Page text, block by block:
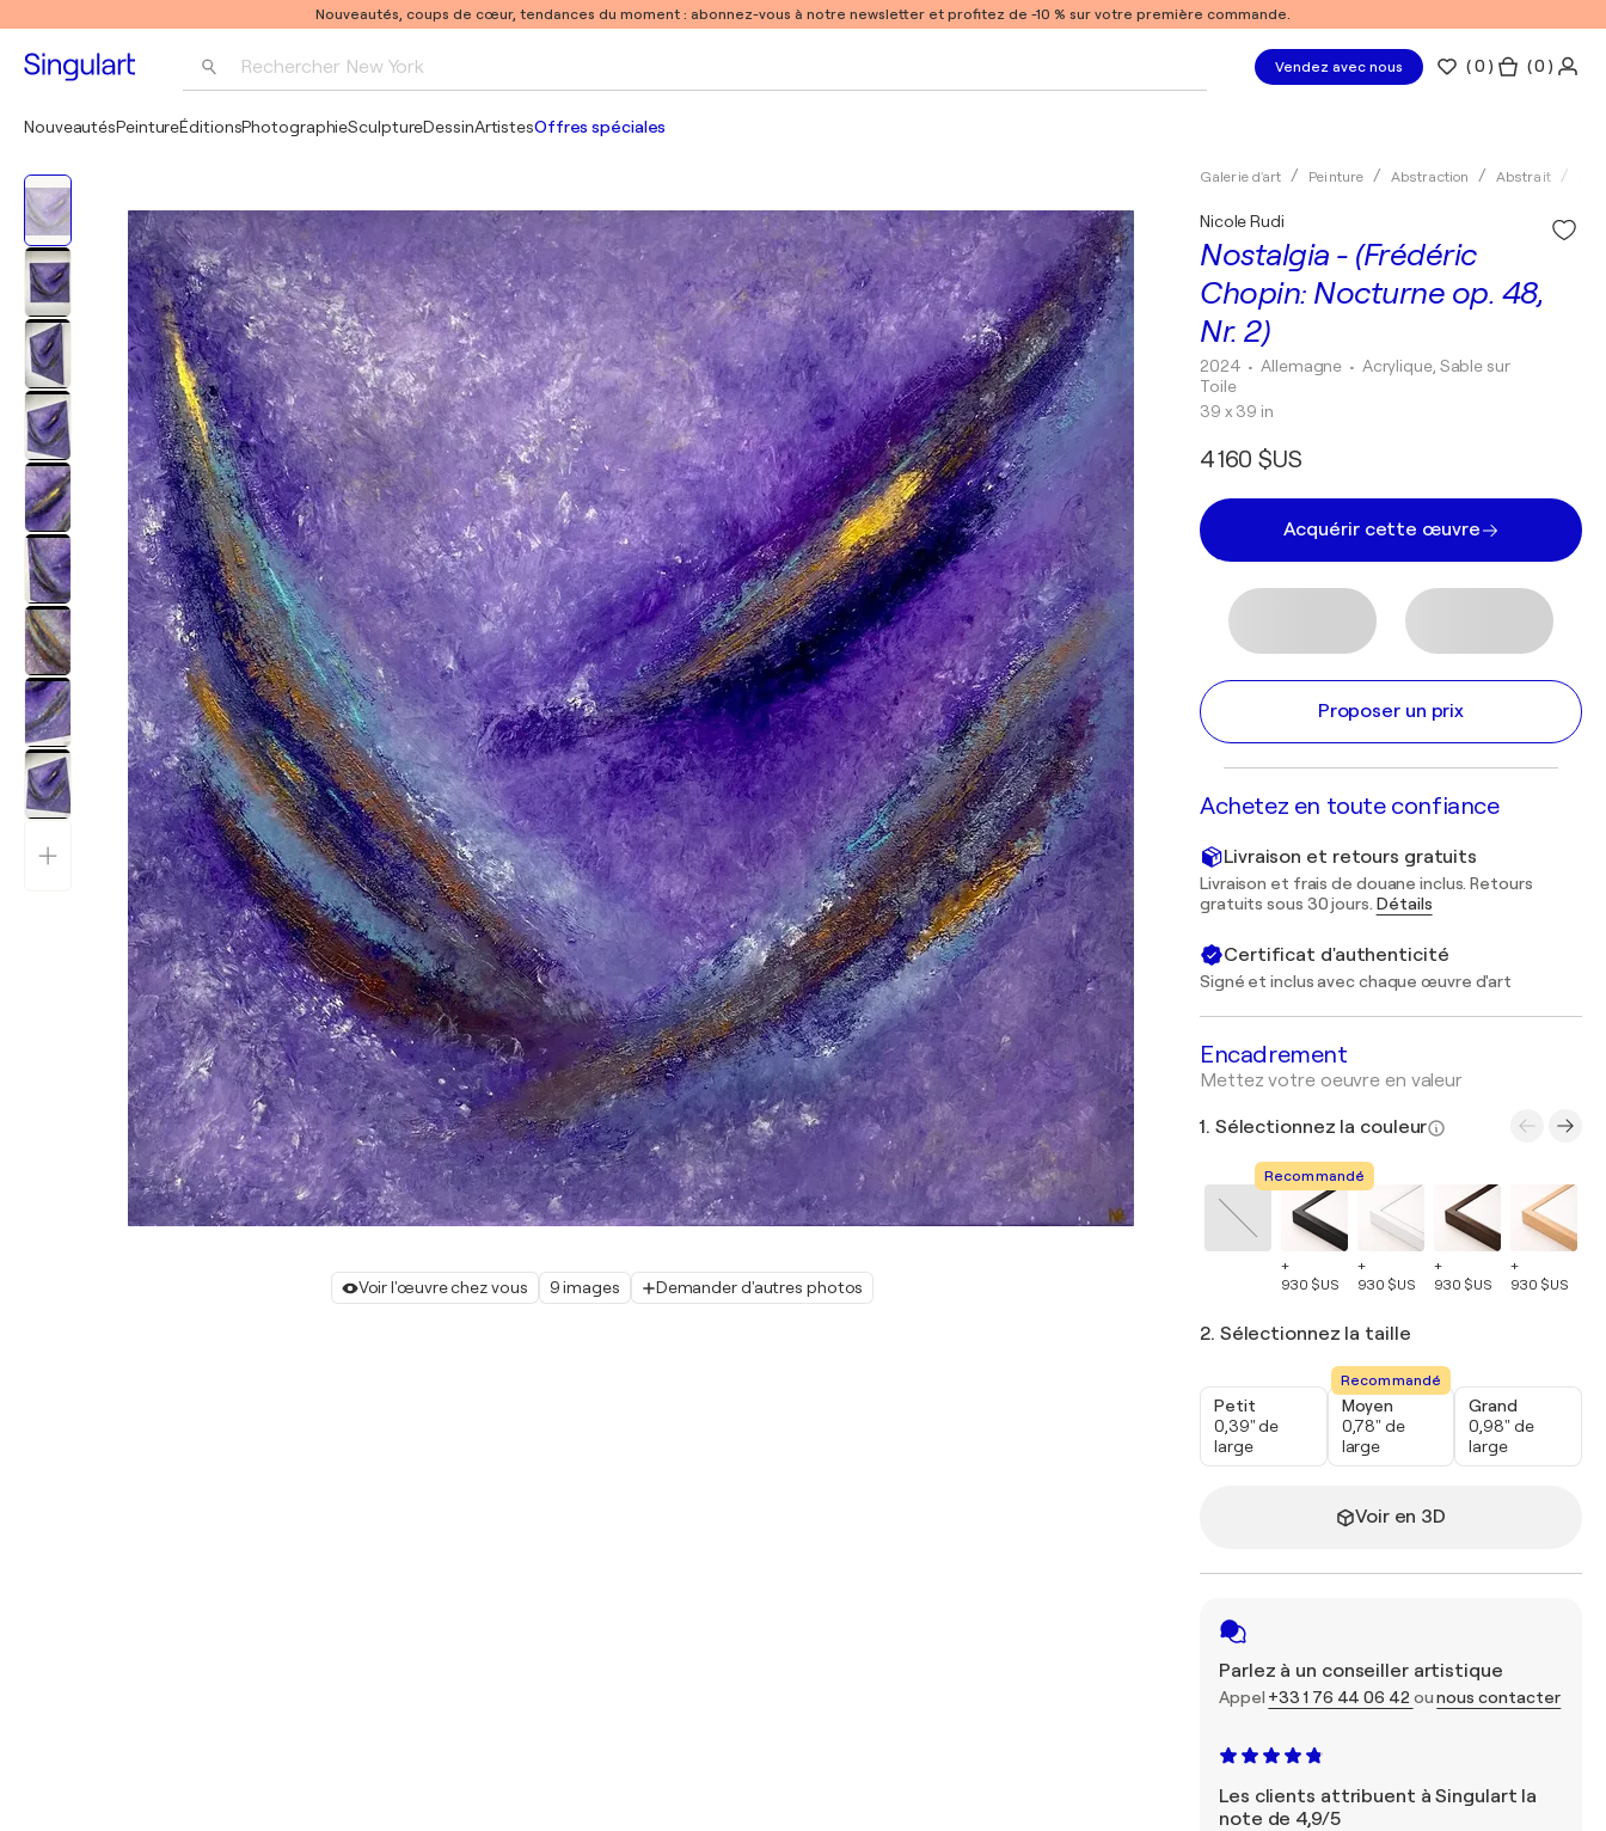
Nouveautés, coups de cœur, tendances du moment : abonnez-vous à notre newsletter et profitez de -10 % sur votre première commande.
Rechercher New York
Pablo Picasso
Vendez avec nous (0 ) ( 0 )
NouveautésPeintureÉditionsPhotographieSculptureDessinArtistesOffres spéciales
Voir l'œuvre chez vous 9 images Demander d'autres photos
Galerie d'art Peinture Abstraction Abstrait
Nostalgia - (Frédéric
Chopin: Nocturne op. 48,
Nr. 2)
Nicole Rudi
2024 • Allemagne • Acrylique, Sable sur
Toile
39 x 39 in
4 160 $US
Acquérir cette œuvre
Proposer un prix
Achetez en toute confiance
Livraison et retours gratuits
Livraison et frais de douane inclus. Retours
gratuits sous 30 jours. Détails
Certificat d'authenticité
Signé et inclus avec chaque œuvre d'art
Encadrement
Mettez votre oeuvre en valeur
1. Sélectionnez la couleur
Recommandé
+
930 $US
+
930 $US
+
930 $US
+
930 $US
2. Sélectionnez la taille
Petit
0,39" de
large
Recommandé
Moyen
0,78" de
large
Grand
0,98" de
large
Voir en 3D
Parlez à un conseiller artistique
Appel +33 1 76 44 06 42 ounous contacter
Les clients attribuent à Singulart la
note de 4,9/5